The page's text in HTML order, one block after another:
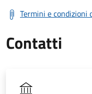
Termini e condizioni
Contatti